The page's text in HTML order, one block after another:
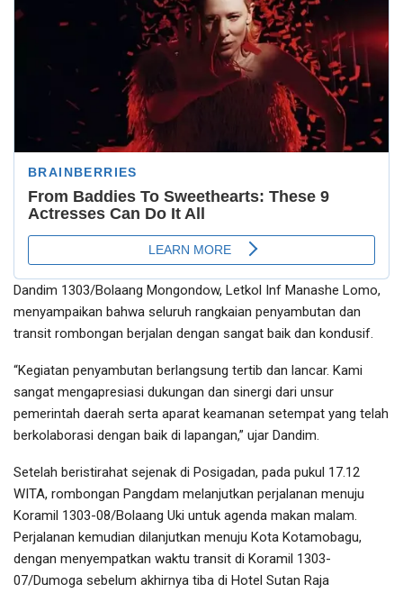
Dandim 1303/Bolaang Mongondow, Letkol Inf Manashe Lomo,
menyampaikan bahwa seluruh rangkaian penyambutan dan
transit rombongan berjalan dengan sangat baik dan kondusif.
“Kegiatan penyambutan berlangsung tertib dan lancar. Kami
sangat mengapresiasi dukungan dan sinergi dari unsur
pemerintah daerah serta aparat keamanan setempat yang telah
berkolaborasi dengan baik di lapangan,” ujar Dandim.
Setelah beristirahat sejenak di Posigadan, pada pukul 17.12
WITA, rombongan Pangdam melanjutkan perjalanan menuju
Koramil 1303-08/Bolaang Uki untuk agenda makan malam.
Perjalanan kemudian dilanjutkan menuju Kota Kotamobagu,
dengan menyempatkan waktu transit di Koramil 1303-
07/Dumoga sebelum akhirnya tiba di Hotel Sutan Raja